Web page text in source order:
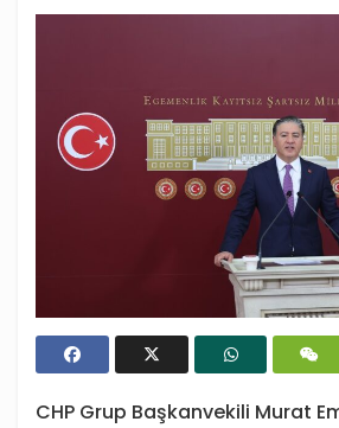
CHP Grup Başkanvekili Murat